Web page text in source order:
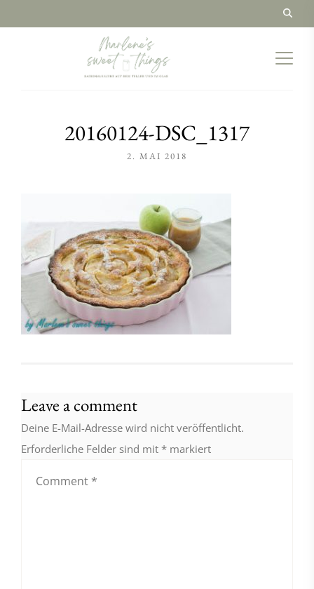
20160124-DSC_1317
2. MAI 2018
Leave a comment
Deine E-Mail-Adresse wird nicht veröffentlicht.
Erforderliche Felder sind mit * markiert